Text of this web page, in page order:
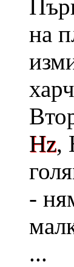
на
Hz,
-
...